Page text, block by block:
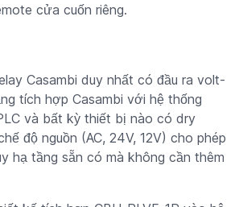
cửa cuốn riêng.
Casambi duy nhất có đầu ra volt-
tích hợp Casambi với hệ thống
và bất kỳ thiết bị nào có dry
độ nguồn (AC, 24V, 12V) cho phép
hạ tầng sẵn có mà không cần thêm